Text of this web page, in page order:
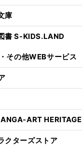
庫
書 S-KIDS.LAND
その他WEBサービス
ART HERITAGE
クターズストア